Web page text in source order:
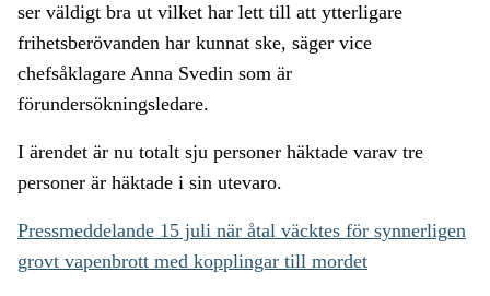
ser väldigt bra ut vilket har lett till att ytterligare
frihetsberövanden har kunnat ske, säger vice
chefsåklagare Anna Svedin som är
förundersökningsledare.
I ärendet är nu totalt sju personer häktade varav tre
personer är häktade i sin utevaro.
Pressmeddelande 15 juli när åtal väcktes för synnerligen
grovt vapenbrott med kopplingar till mordet